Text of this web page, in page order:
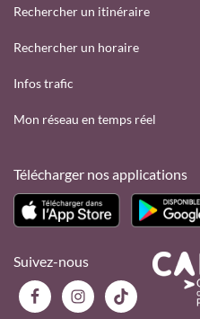
Rechercher un itinéraire
Rechercher un horaire
Infos trafic
Mon réseau en temps réel
Télécharger nos applications
Suivez-nous